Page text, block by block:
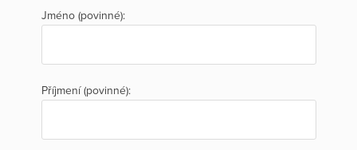
Jméno (povinné):
Příjmení (povinné):